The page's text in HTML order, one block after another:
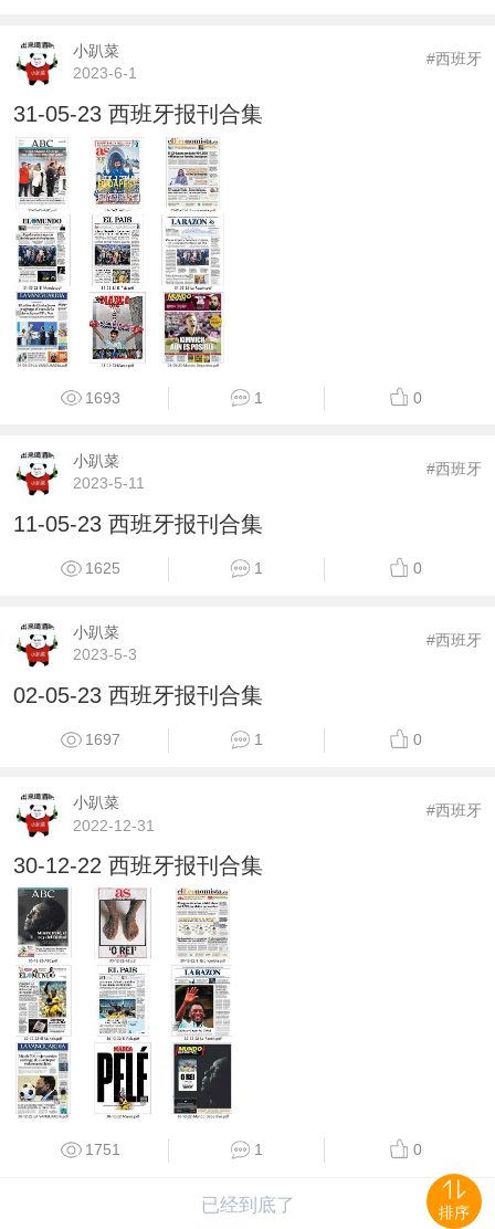
小趴菜
2023-6-1
#西班牙
31-05-23 西班牙报刊合集
1693 1 0
小趴菜
2023-5-11
#西班牙
11-05-23 西班牙报刊合集
1625 1 0
小趴菜
2023-5-3
#西班牙
02-05-23 西班牙报刊合集
1697 1 0
小趴菜
2022-12-31
#西班牙
30-12-22 西班牙报刊合集
1751 1 0
已经到底了 排序